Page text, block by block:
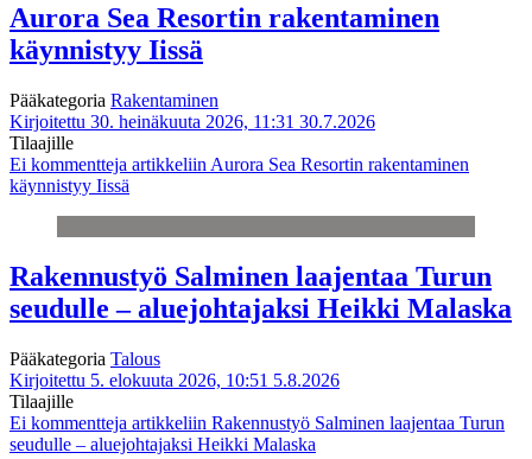
Aurora Sea Resortin rakentaminen
käynnistyy Iissä
Pääkategoria Rakentaminen
Kirjoitettu 30. heinäkuuta 2026, 11:31 30.7.2026
Tilaajille
Ei kommentteja artikkeliin Aurora Sea Resortin rakentaminen
käynnistyy Iissä
Rakennustyö Salminen laajentaa Turun
seudulle – aluejohtajaksi Heikki Malaska
Pääkategoria Talous
Kirjoitettu 5. elokuuta 2026, 10:51 5.8.2026
Tilaajille
Ei kommentteja artikkeliin Rakennustyö Salminen laajentaa Turun
seudulle – aluejohtajaksi Heikki Malaska